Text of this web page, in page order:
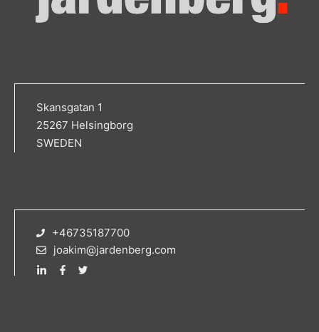
Skansgatan 1
25267 Helsingborg
SWEDEN
+46735187700
joakim@jardenberg.com